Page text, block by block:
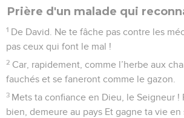
Prière d'un malade qui
1 De David. Ne te fâche pas contre les
pas ceux qui font le mal !
2 Car, rapidement, comme l’herbe aux
fauchés et se faneront comme le gazon.
3 Mets ta confiance en Dieu, le Seigneur !
bien, demeure au pays Et gagne ta vie en